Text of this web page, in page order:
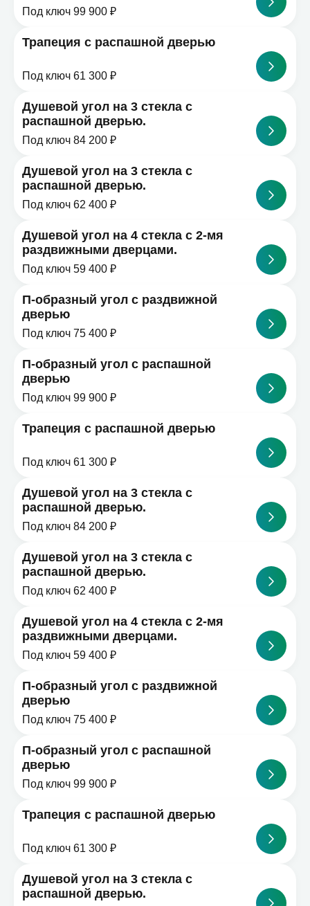
Под ключ 99 900 ₽
Трапеция с распашной дверью
Под ключ 61 300 ₽
Душевой угол на 3 стекла с
распашной дверью.
Под ключ 84 200 ₽
Душевой угол на 3 стекла с
распашной дверью.
Под ключ 62 400 ₽
Душевой угол на 4 стекла с 2-мя
раздвижными дверцами.
Под ключ 59 400 ₽
П-образный угол с раздвижной
дверью
Под ключ 75 400 ₽
П-образный угол с распашной
дверью
Под ключ 99 900 ₽
Трапеция с распашной дверью
Под ключ 61 300 ₽
Душевой угол на 3 стекла с
распашной дверью.
Под ключ 84 200 ₽
Душевой угол на 3 стекла с
распашной дверью.
Под ключ 62 400 ₽
Душевой угол на 4 стекла с 2-мя
раздвижными дверцами.
Под ключ 59 400 ₽
П-образный угол с раздвижной
дверью
Под ключ 75 400 ₽
П-образный угол с распашной
дверью
Под ключ 99 900 ₽
Трапеция с распашной дверью
Под ключ 61 300 ₽
Душевой угол на 3 стекла с
распашной дверью.